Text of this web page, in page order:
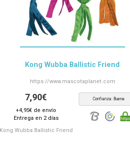
Kong Wubba Ballistic Friend
https://www.mascotaplanet.com
7,90€
+4,95€ de envío
Entrega en 2 días
Confianza: Buena
Kong Wubba Ballistic Friend